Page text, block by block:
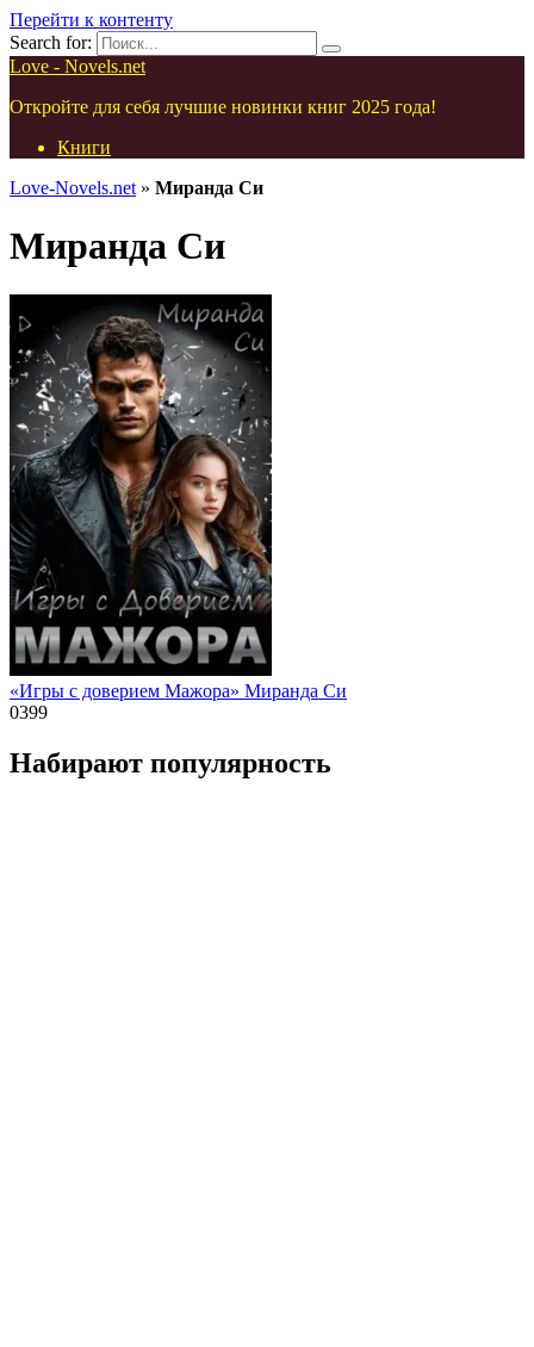
Перейти к контенту
Search for:
Love - Novels.net
Откройте для себя лучшие новинки книг 2025 года!
Книги
Love-Novels.net » Миранда Си
Миранда Си
«Игры с доверием Мажора» Миранда Си
0399
Набирают популярность